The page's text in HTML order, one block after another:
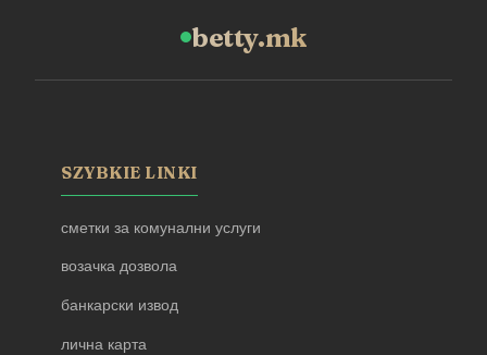
betty.mk
SZYBKIE LINKI
сметки за комунални услуги
возачка дозвола
банкарски извод
лична карта